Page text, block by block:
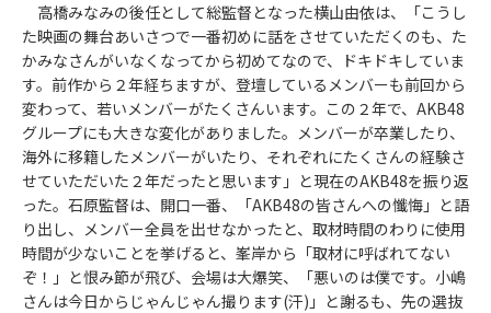
高橋みなみの後任として総監督となった横山由依は、「こうし
た映画の舞台あいさつで一番初めに話をさせていただくのも、た
かみなさんがいなくなってから初めてなので、ドキドキしていま
す。前作から２年経ちますが、登壇しているメンバーも前回から
変わって、若いメンバーがたくさんいます。この２年で、AKB48
グループにも大きな変化がありました。メンバーが卒業したり、
海外に移籍したメンバーがいたり、それぞれにたくさんの経験さ
せていただいた２年だったと思います」と現在のAKB48を振り返
った。石原監督は、開口一番、「AKB48の皆さんへの懺悔」と語
り出し、メンバー全員を出せなかったと、取材時間のわりに使用
時間が少ないことを挙げると、峯岸から「取材に呼ばれてない
ぞ！」と恨み節が飛び、会場は大爆笑、「悪いのは僕です。小嶋
さんは今日からじゃんじゃん撮ります(汗)」と謝るも、先の選抜